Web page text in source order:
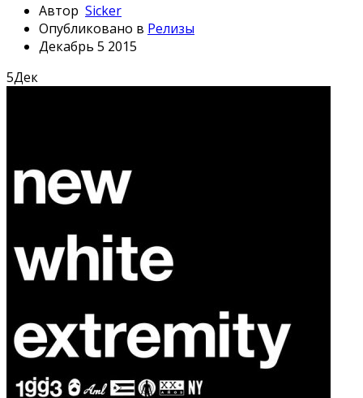
Автор Sicker
Опубликовано в Релизы
Декабрь 5 2015
5Дек